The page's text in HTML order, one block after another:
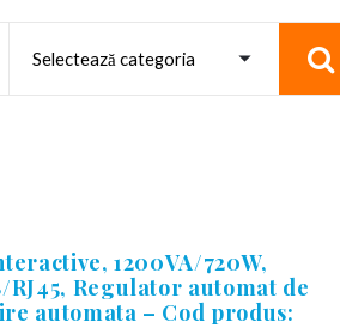
1200VA/720W,
RJ45, Regulator automat de
automata – Cod produs: